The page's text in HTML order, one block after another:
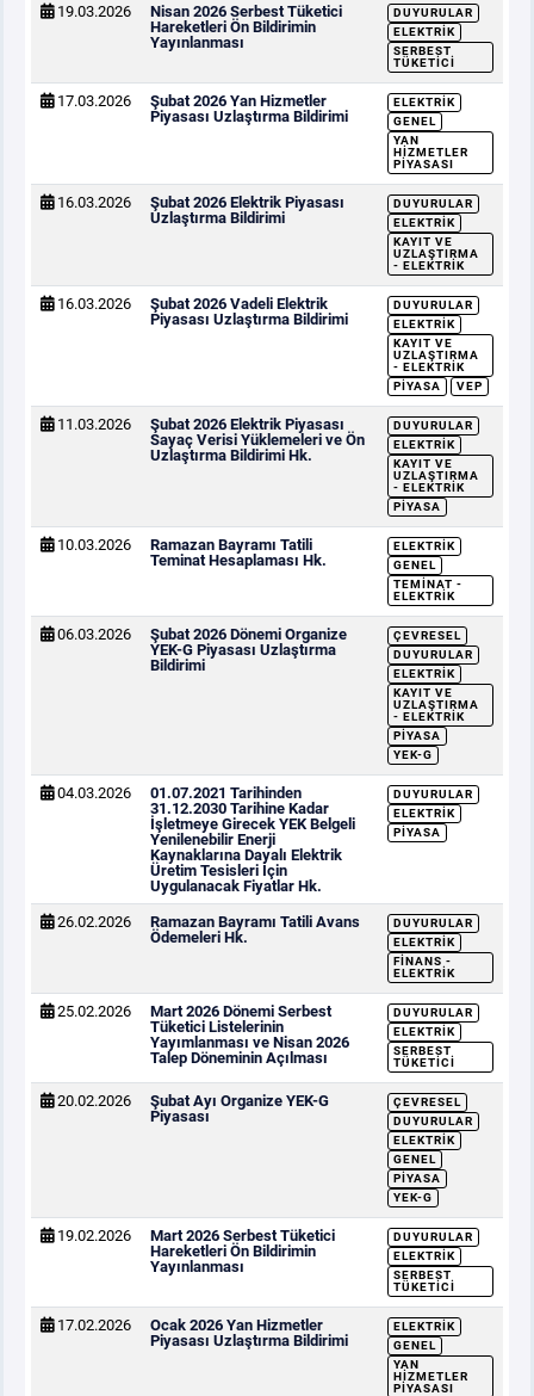
DUYURULAR
BT HİZMET YÖNETİM SİSTEMİ POLİTİKAMIZ
19.03.2026
Nisan 2026 Serbest Tüketici
Hareketleri Ön Bildirimin
Yayınlanması
DUYURULAR
ELEKTRIK
SERBEST
TÜKETICI
17.03.2026
Şubat 2026 Yan Hizmetler
Piyasası Uzlaştırma Bildirimi
ELEKTRIK
GENEL
YAN
HIZMETLER
PIYASASI
16.03.2026
Şubat 2026 Elektrik Piyasası
Uzlaştırma Bildirimi
DUYURULAR
ELEKTRIK
KAYIT VE
UZLAŞTIRMA
- ELEKTRIK
16.03.2026
Şubat 2026 Vadeli Elektrik
Piyasası Uzlaştırma Bildirimi
DUYURULAR
ELEKTRIK
KAYIT VE
UZLAŞTIRMA
- ELEKTRIK
PIYASA
VEP
11.03.2026
Şubat 2026 Elektrik Piyasası
Sayaç Verisi Yüklemeleri ve Ön
Uzlaştırma Bildirimi Hk.
DUYURULAR
ELEKTRIK
KAYIT VE
UZLAŞTIRMA
- ELEKTRIK
PIYASA
10.03.2026
Ramazan Bayramı Tatili
Teminat Hesaplaması Hk.
ELEKTRIK
GENEL
TEMINAT -
ELEKTRIK
06.03.2026
Şubat 2026 Dönemi Organize
YEK-G Piyasası Uzlaştırma
Bildirimi
ÇEVRESEL
DUYURULAR
ELEKTRIK
KAYIT VE
UZLAŞTIRMA
- ELEKTRIK
PIYASA
YEK-G
04.03.2026
01.07.2021 Tarihinden
31.12.2030 Tarihine Kadar
İşletmeye Girecek YEK Belgeli
Yenilenebilir Enerji
Kaynaklarına Dayalı Elektrik
Üretim Tesisleri İçin
Uygulanacak Fiyatlar Hk.
DUYURULAR
ELEKTRIK
PIYASA
26.02.2026
Ramazan Bayramı Tatili Avans
Ödemeleri Hk.
DUYURULAR
ELEKTRIK
FINANS -
ELEKTRIK
25.02.2026
Mart 2026 Dönemi Serbest
Tüketici Listelerinin
Yayımlanması ve Nisan 2026
Talep Döneminin Açılması
DUYURULAR
ELEKTRIK
SERBEST
TÜKETICI
20.02.2026
Şubat Ayı Organize YEK-G
Piyasası
ÇEVRESEL
DUYURULAR
ELEKTRIK
GENEL
PIYASA
YEK-G
19.02.2026
Mart 2026 Serbest Tüketici
Hareketleri Ön Bildirimin
Yayınlanması
DUYURULAR
ELEKTRIK
SERBEST
TÜKETICI
17.02.2026
Ocak 2026 Yan Hizmetler
Piyasası Uzlaştırma Bildirimi
ELEKTRIK
GENEL
YAN
HIZMETLER
PIYASASI